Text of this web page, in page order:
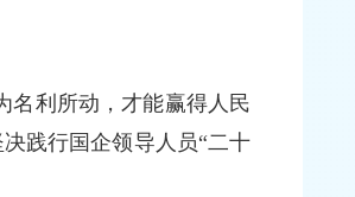
名利所动，才能赢得人民
践行国企领导人员“二十